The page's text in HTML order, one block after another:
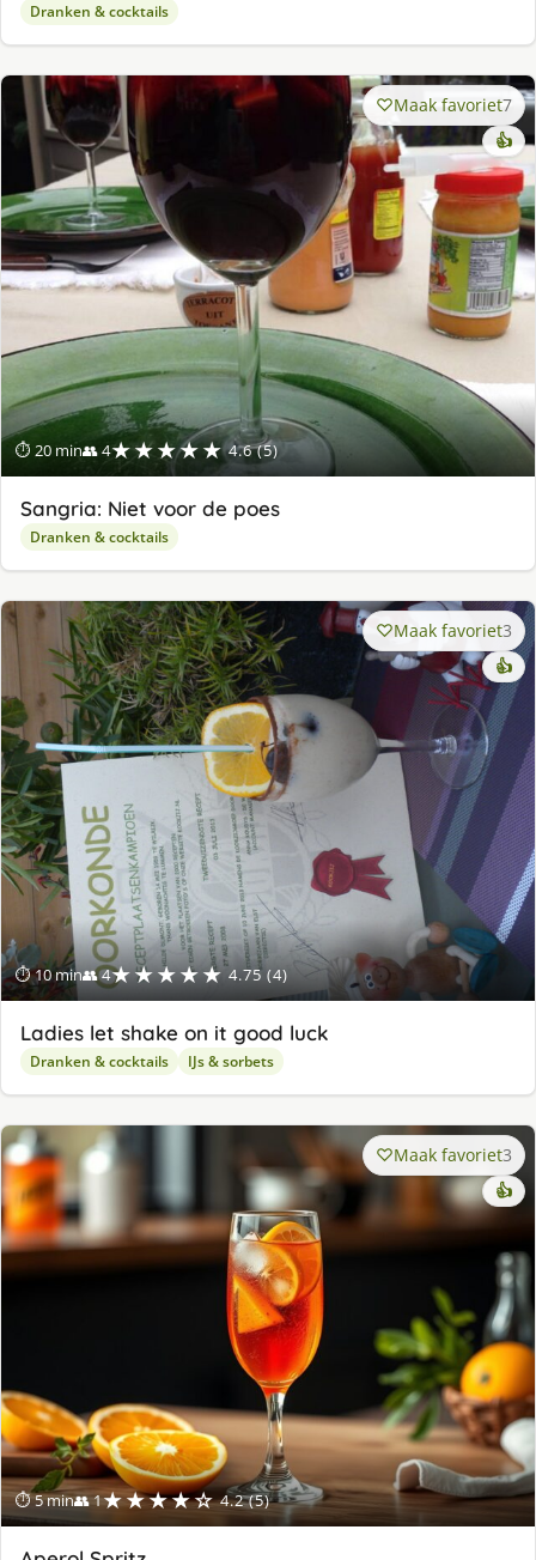
Dranken & cocktails
⏱ 20 min👥 4★★★★★ 4.6 (5)
Maak favoriet7
👍
Sangria: Niet voor de poes
Dranken & cocktails
⏱ 10 min👥 4★★★★★ 4.75 (4)
Maak favoriet3
👍
Ladies let shake on it good luck
Dranken & cocktails IJs & sorbets
⏱ 5 min👥 1★★★★☆ 4.2 (5)
Maak favoriet3
👍